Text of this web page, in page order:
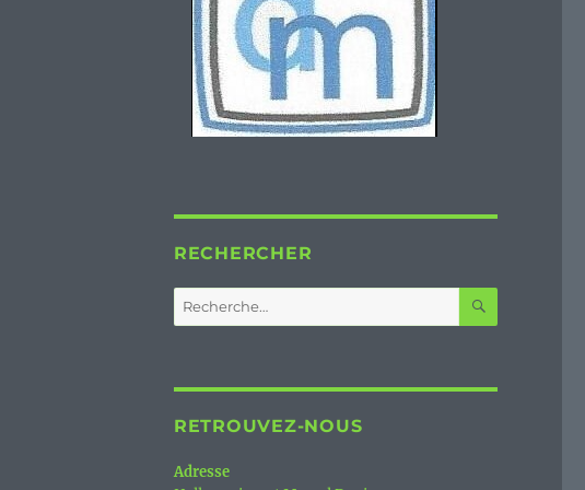
RECHERCHER
Recherche
pour :
RETROUVEZ-NOUS
Adresse